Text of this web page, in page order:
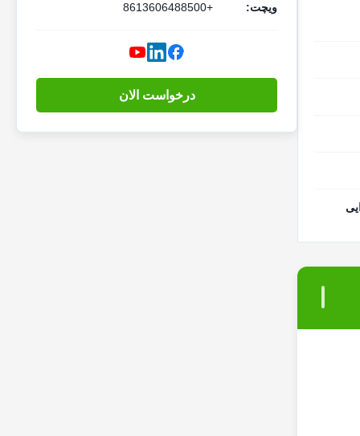
ویچت:
+8613606488500
درخواست الان